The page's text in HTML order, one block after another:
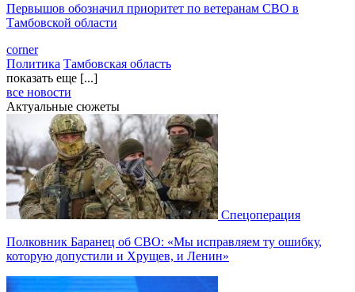
Первышов обозначил приоритет по ветеранам СВО в
Тамбовской области
corner
Политика Тамбовская область
показать еще [...]
все новости
Актуальные сюжеты
Спецоперация
Полковник Баранец об СВО: «Мы исправляем ту ошибку,
которую допустили и Хрущев, и Ленин»